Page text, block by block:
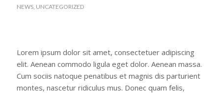
NEWS, UNCATEGORIZED
Lorem ipsum dolor sit amet, consectetuer adipiscing
elit. Aenean commodo ligula eget dolor. Aenean massa.
Cum sociis natoque penatibus et magnis dis parturient
montes, nascetur ridiculus mus. Donec quam felis,